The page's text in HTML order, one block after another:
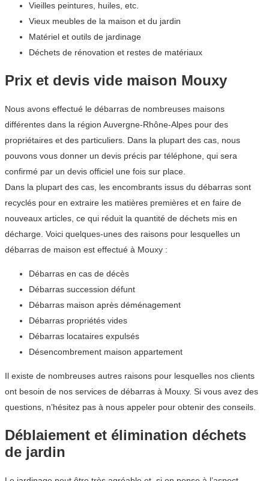
Vieilles peintures, huiles, etc.
Vieux meubles de la maison et du jardin
Matériel et outils de jardinage
Déchets de rénovation et restes de matériaux
Prix et devis vide maison Mouxy
Nous avons effectué le débarras de nombreuses maisons
différentes dans la région Auvergne-Rhône-Alpes pour des
propriétaires et des particuliers. Dans la plupart des cas, nous
pouvons vous donner un devis précis par téléphone, qui sera
confirmé par un devis officiel une fois sur place.
Dans la plupart des cas, les encombrants issus du débarras sont
recyclés pour en extraire les matières premières et en faire de
nouveaux articles, ce qui réduit la quantité de déchets mis en
décharge. Voici quelques-unes des raisons pour lesquelles un
débarras de maison est effectué à Mouxy :
Débarras en cas de décès
Débarras succession défunt
Débarras maison après déménagement
Débarras propriétés vides
Débarras locataires expulsés
Désencombrement maison appartement
Il existe de nombreuses autres raisons pour lesquelles nos clients
ont besoin de nos services de débarras à Mouxy. Si vous avez des
questions, n’hésitez pas à nous appeler pour obtenir des conseils.
Déblaiement et élimination déchets
de jardin